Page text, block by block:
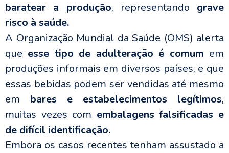
baratear a produção, representando grave
risco à saúde.
A Organização Mundial da Saúde (OMS) alerta
que esse tipo de adulteração é comum em
produções informais em diversos países, e que
essas bebidas podem ser vendidas até mesmo
em bares e estabelecimentos legítimos,
muitas vezes com embalagens falsificadas e
de difícil identificação.
Embora os casos recentes tenham assustado a